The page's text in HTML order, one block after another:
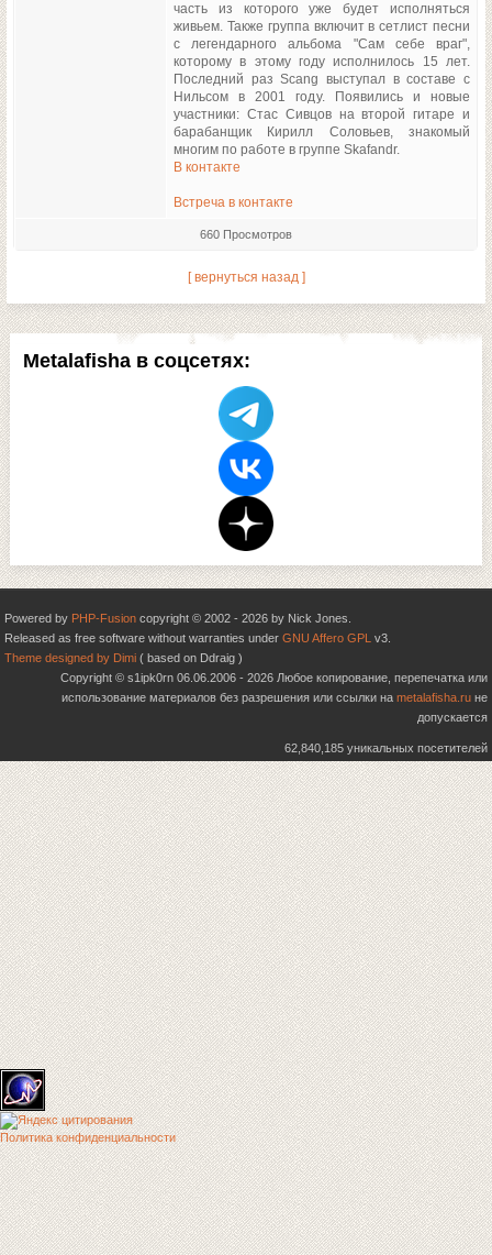
Metalafisha в соцсетях:
часть из которого уже будет исполняться
живьем. Также группа включит в сетлист песни
с легендарного альбома "Сам себе враг",
которому в этому году исполнилось 15 лет.
Последний раз Scang выступал в составе с
Нильсом в 2001 году. Появились и новые
участники: Стас Сивцов на второй гитаре и
барабанщик Кирилл Соловьев, знакомый
многим по работе в группе Skafandr.
В контакте
Встреча в контакте
660 Просмотров
[ вернуться назад ]
Powered by PHP-Fusion copyright © 2002 - 2026 by Nick Jones.
Released as free software without warranties under GNU Affero GPL v3.
Theme designed by Dimi ( based on Ddraig )
Copyright © s1ipk0rn 06.06.2006 - 2026 Любое копирование, перепечатка или
использование материалов без разрешения или ссылки на metalafisha.ru не
допускается
62,840,185 уникальных посетителей
Политика конфиденциальности